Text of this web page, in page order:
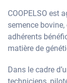
COOPELSO est
semence
adhérents
matière de
Dans le cadre